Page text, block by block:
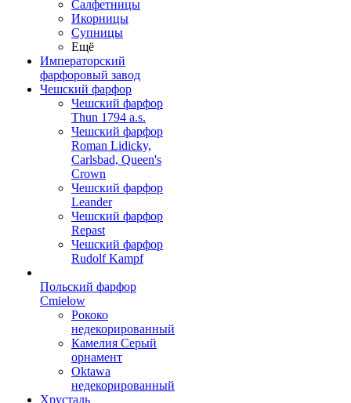
Салфетницы
Икорницы
Супницы
Ещё
Императорский
фарфоровый завод
Чешский фарфор
Чешский фарфор
Thun 1794 a.s.
Чешский фарфор
Roman Lidicky,
Carlsbad, Queen's
Crown
Чешский фарфор
Leander
Чешский фарфор
Repast
Чешский фарфор
Rudolf Kampf
Польский фарфор
Сmielow
Рококо
недекорированный
Камелия Серый
орнамент
Oktawa
недекорированный
Хрусталь